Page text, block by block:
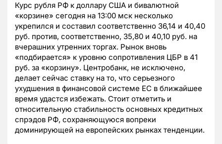
Курс рубля РФ к доллару США и бивалютной
«корзине» сегодня на 13:00 мск несколько
укрепился и составил соответственно 36,14 и 40,40
руб. против, соответственно, 35,80 и 40,10 руб. на
вчерашних утренних торгах. Рынок вновь
«подбирается» к уровню сопротивления ЦБР в 41
руб. за «корзину». Центробанк, не исключено,
делает сейчас ставку на то, что серьезного
ухудшения в финансовой системе ЕС в ближайшее
время удастся избежать. Стоит отметить и
относительную стабильность основных кредитных
спрэдов РФ, сохраняющуюся вопреки
доминирующей на европейских рынках тенденции.